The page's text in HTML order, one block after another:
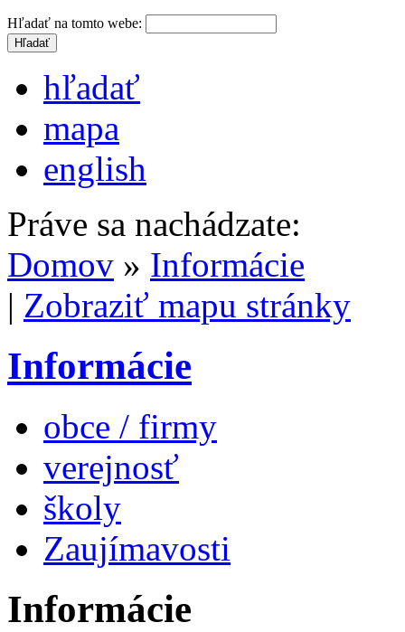
Hľadať na tomto webe:
hľadať
mapa
english
Práve sa nachádzate:
Domov » Informácie
| Zobraziť mapu stránky
Informácie
obce / firmy
verejnosť
školy
Zaujímavosti
Informácie